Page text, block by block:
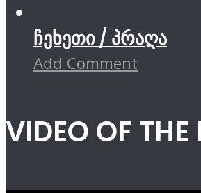
ჩეხეთი / პრაღა
Add Comment
VIDEO OF THE